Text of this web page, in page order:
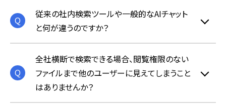
従来の社内検索ツールや一般的なAIチャット
と何が違うのですか？
全社横断で検索できる場合、閲覧権限のない
ファイルまで他のユーザーに見えてしまうこと
はありませんか？